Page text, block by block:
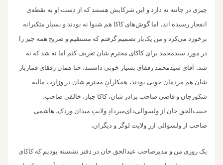
چیزی در چانته‌ نه دارد و این شرکایش هستند که از دست او به نقطه‌ی
انفجار رسیده اند.
اما گوش‌های کاکا هم شنوا نه بودند و بسیار متکبرانه
برخورد می‌کرد و من یک‌بار تصمیم گرفتم که مستقیم و صریح همه چیز را
در مورد سیدمحمد برای کاکای محترم شان تعریف کنم اما نه شد که نه
شد. آقای سیدمحمد رفقای بسیار خوبی داشتند، حتا همان رفقای قمارباز
شان هم مردمان خوبی بودند. همکارانِ محترم شان در وزارت مالیه
شکورجان و قاضی صاحب برادر شان، کاکا جبار، خالقی صاحب،
حبیب‌الحق خان از ولسوالی‌دای‌میردادِ ولایتِ میدان وردک، هاشمی
صاحب از ولسوالی ازرِ‌ ولایت لوگر و دیگران.
یک روزی من ‌و مدیرصاحب عبدالحق خان در دفتر نشسته بودیم که کاکای